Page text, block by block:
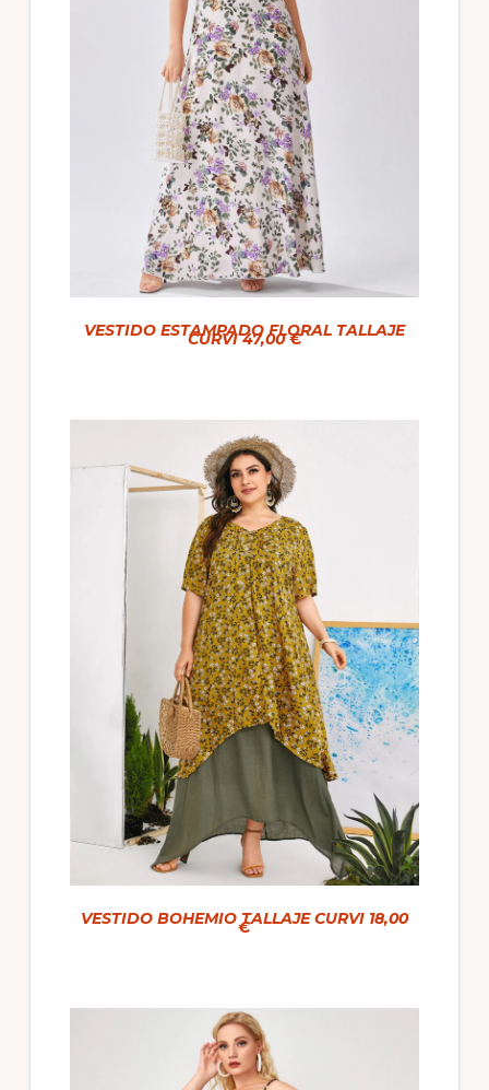
VESTIDO ESTAMPADO FLORAL TALLAJE
CURVI 47,00 €
VESTIDO BOHEMIO TALLAJE CURVI 18,00
€